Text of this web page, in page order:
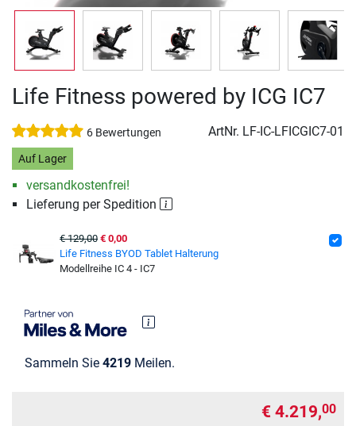
Life Fitness powered by ICG IC7
6 Bewertungen ArtNr. LF-IC-LFICGIC7-01
Auf Lager
versandkostenfrei!
Lieferung per Spedition
€ 129,00 € 0,00
Life Fitness BYOD Tablet Halterung
Modellreihe IC 4 - IC7
Sammeln Sie 4219 Meilen.
€ 4.219,00